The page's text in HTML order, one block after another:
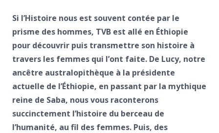
Contact
Si l’Histoire nous est souvent contée par le
prisme des hommes, TVB est allé en Éthiopie
pour découvrir puis transmettre son histoire à
travers les femmes qui l’ont faite. De Lucy, notre
ancêtre australopithèque à la présidente
actuelle de l’Éthiopie, en passant par la mythique
reine de Saba, nous vous raconterons
succinctement l’histoire du berceau de
l’humanité, au fil des femmes. Puis, des